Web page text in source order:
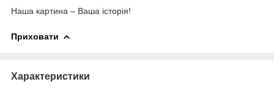
Наша картина – Ваша історія!
Приховати
Характеристики